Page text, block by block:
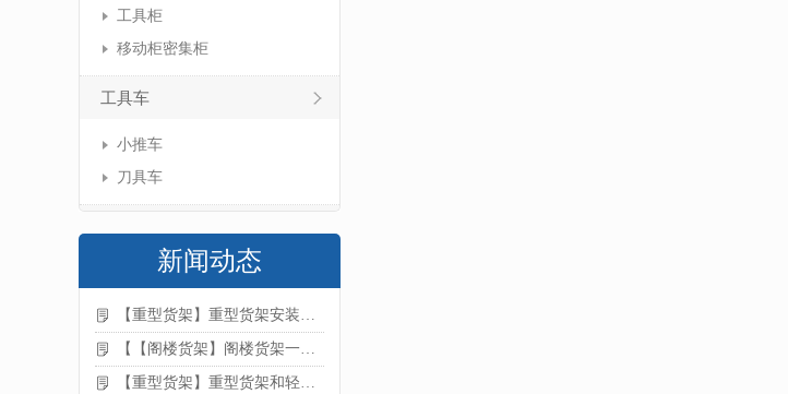
工具柜
移动柜密集柜
工具车
小推车
刀具车
新闻动态
【重型货架】重型货架安装注意事项
【【阁楼货架】阁楼货架一般有哪些用途
【重型货架】重型货架和轻型货架的区别是什么